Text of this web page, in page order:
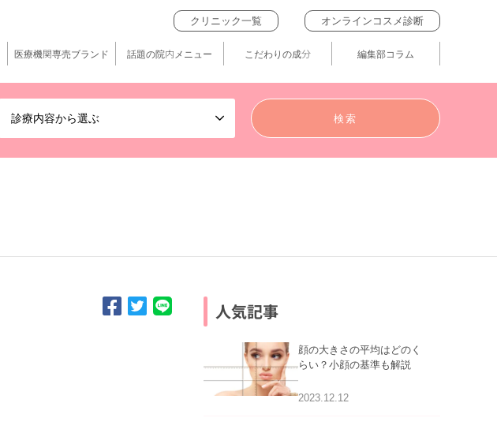
診療内容から選ぶ
クリニック一覧 オンラインコスメ診断
医療機関専売ブランド 話題の院内メニュー こだわりの成分 編集部コラム
人気記事
顔の大きさの平均はどのく
らい？小顔の基準も解説
2023.12.12